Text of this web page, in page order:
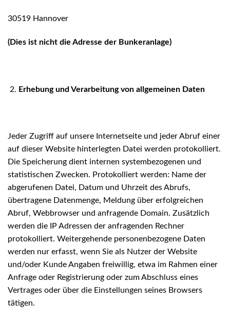
30519 Hannover
(Dies ist nicht die Adresse der Bunkeranlage)
Erhebung und Verarbeitung von allgemeinen Daten
Jeder Zugriff auf unsere Internetseite und jeder Abruf einer
auf dieser Website hinterlegten Datei werden protokolliert.
Die Speicherung dient internen systembezogenen und
statistischen Zwecken. Protokolliert werden: Name der
abgerufenen Datei, Datum und Uhrzeit des Abrufs,
übertragene Datenmenge, Meldung über erfolgreichen
Abruf, Webbrowser und anfragende Domain. Zusätzlich
werden die IP Adressen der anfragenden Rechner
protokolliert. Weitergehende personenbezogene Daten
werden nur erfasst, wenn Sie als Nutzer der Website
und/oder Kunde Angaben freiwillig, etwa im Rahmen einer
Anfrage oder Registrierung oder zum Abschluss eines
Vertrages oder über die Einstellungen seines Browsers
tätigen.